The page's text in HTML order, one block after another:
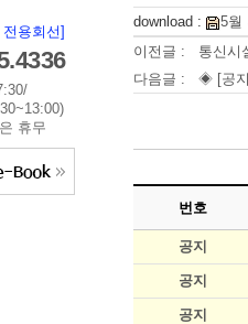
용회선]
휴무
download :
5월
이전글 : 통신시
다음글 : ◈ [공
번호
공지
공지
공지